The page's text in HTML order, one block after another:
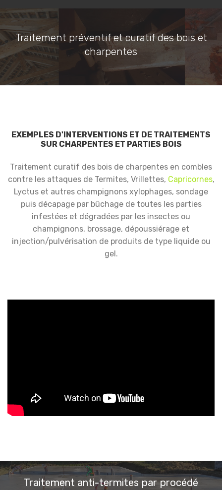
Traitement préventif et curatif des bois et
charpentes
EXEMPLES D'INTERVENTIONS ET DE TRAITEMENTS
SUR CHARPENTES ET PARTIES BOIS
Traitement curatif des bois de charpentes en combles
contre les attaques de Termites, Vrillettes, Capricornes,
Lyctus et autres champignons xylophages, sondage
puis décapage par bûchage de toutes les parties
infestées et dégradées par les insectes ou
champignons, brossage, dépoussiérage et
injection/pulvérisation de produits de type liquide ou
gel.
Traitement anti-termites par procédé